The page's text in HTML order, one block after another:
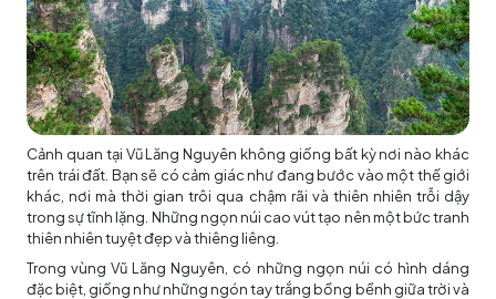
Cảnh quan tại Vũ Lăng Nguyên không giống bất kỳ nơi nào khác
trên trái đất. Bạn sẽ có cảm giác như đang bước vào một thế giới
khác, nơi mà thời gian trôi qua chậm rãi và thiên nhiên trỗi dậy
trong sự tĩnh lặng. Những ngọn núi cao vút tạo nên một bức tranh
thiên nhiên tuyệt đẹp và thiêng liêng.
Trong vùng Vũ Lăng Nguyên, có những ngọn núi có hình dáng
đặc biệt, giống như những ngón tay trắng bồng bềnh giữa trời và